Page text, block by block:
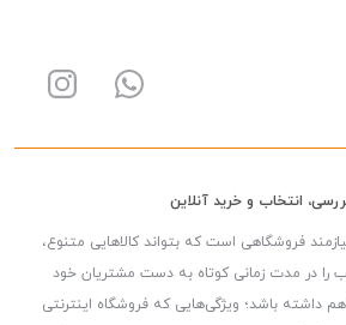
انتخاب و خرید آنلاین
فروشگاهی است که بتواند کالاهایی متنوع،
را در مدت زمانی کوتاه به دست مشتریان خود
داشته باشد؛ ویژگی‌هایی که فروشگاه اینترنتی